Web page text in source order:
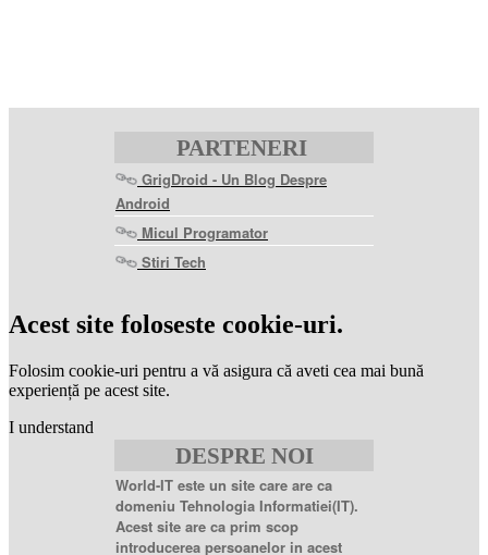
PARTENERI
GrigDroid - Un Blog Despre
Android
Micul Programator
Stiri Tech
coupon
levitra
genericlevitra
mglevitra
20mg
pricesildenafil
sildenafil
sildenafil
sildenafil
Acest site foloseste cookie-uri.
Folosim cookie-uri pentru a vă asigura că aveti cea mai bună
experiență pe acest site.
I understand
DESPRE NOI
World-IT este un site care are ca
domeniu Tehnologia Informatiei(IT).
Acest site are ca prim scop
introducerea persoanelor in acest